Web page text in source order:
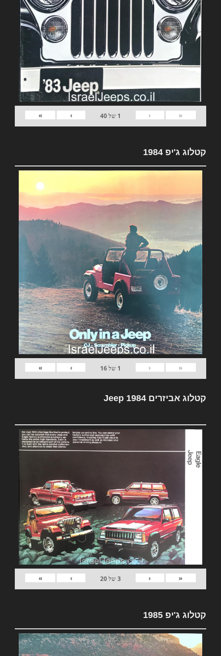
«
‹
1 של40
›
»
קטלוג ג'יפ 1984
«
‹
1 של16
›
»
קטלוג אביזרים Jeep 1984
«
‹
3של20
›
»
קטלוג ג'יפ 1985